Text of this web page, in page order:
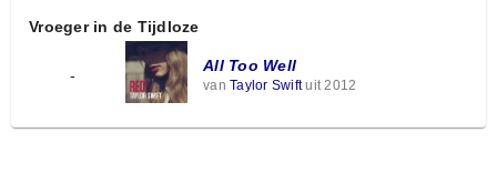
Vroeger in de Tijdloze
-
All Too Well
van Taylor Swiftuit 2012